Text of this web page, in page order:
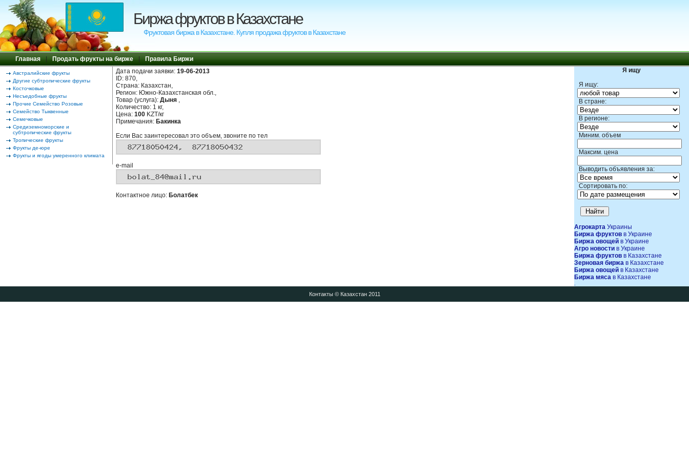
Биржа фруктов в Казахстане
Фруктовая биржа в Казахстане. Купля продажа фруктов в Казахстане
Главная | Продать фрукты на бирже | Правила Биржи
Австралийские фрукты
Другие субтропические фрукты
Косточковые
Несъедобные фрукты
Прочие Семейство Розовые
Семейство Тыквенные
Семечковые
Средиземноморские и
субтропические фрукты
Тропические фрукты
Фрукты де-юре
Фрукты и ягоды умеренного климата
Я ищу
Я ищу:
В стране:
В регионе:
Миним. объем
Максим. цена
Выводить объявления за:
Сортировать по:
Агрокарта Украины
Биржа фруктов в Украине
Биржа овощей в Украине
Агро новости в Украине
Биржа фруктов в Казахстане
Зерновая биржа в Казахстане
Биржа овощей в Казахстане
Биржа мяса в Казахстане
Дата подачи заявки: 19-06-2013
ID: 870,
Страна: Казахстан,
Регион: Южно-Казахстанская обл.,
Товар (услуга): Дыня ,
Количество: 1 кг,
Цена: 100 KZT/кг
Примечания: Бакинка
Если Вас заинтересовал это объем, звоните по тел
e-mail
Контактное лицо: Болатбек
Контакты© Казахстан 2011